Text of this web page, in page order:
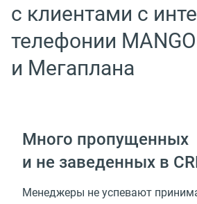
с клиентами с
телефонии
и Мегаплана
Много пропущенных
и не заведенных в
Менеджеры не успевают